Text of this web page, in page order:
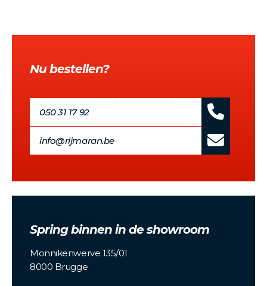
Nu bestellen?
050 31 17 92
info@rijmaran.be
Spring binnen in de showroom
Monnikenwerve 135/01
8000 Brugge